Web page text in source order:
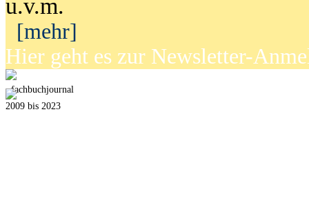
u.v.m.
[mehr]
Hier geht es zur Newsletter-
fachbuchjournal
2009 bis 2023